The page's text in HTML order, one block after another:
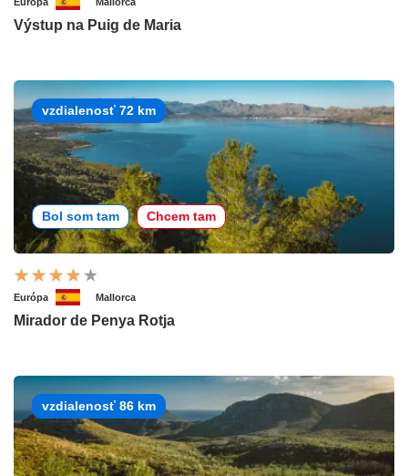
Výstup na Puig de Maria
vzdialenosť 72 km
Bol som tam Chcem tam
Európa Mallorca
Mirador de Penya Rotja
vzdialenosť 86 km